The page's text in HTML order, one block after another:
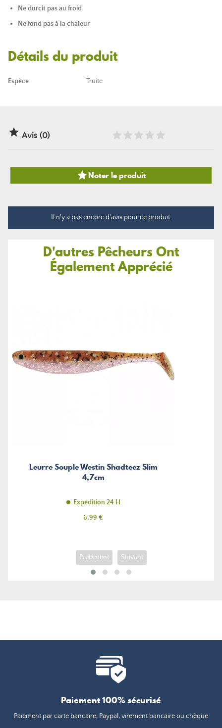
Ne durcit pas au froid
Ne fond pas à la chaleur
Détails du produit
Espèce Truite
 Avis (0)
Noter le produit
Il n'y a pas encore d'avis pour ce produit.
D'autres Pêcheurs Ont
Également Apprécié
Leurre Souple Westin Shadteez Slim
4,7cm
Expédition 24 H
Prix
6,99 €
Précédent Suivant
Paiement 100% sécurisé
Paiement par carte bancaire, Paypal, virement bancaire ou chèque